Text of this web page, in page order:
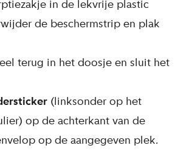
in de lekvrije plastic
de beschermstrip en plak
terug in het doosje en sluit het
(linksonder op het
op de achterkant van de
op de aangegeven plek.